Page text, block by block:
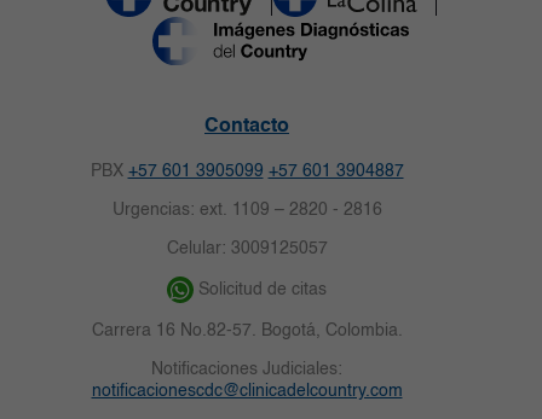
Contacto
PBX +57 601 3905099 +57 601 3904887
Urgencias: ext. 1109 – 2820 - 2816
Celular: 3009125057
Solicitud de citas
Carrera 16 No.82-57. Bogotá, Colombia.
Notificaciones Judiciales:
notificacionescdc@clinicadelcountry.com